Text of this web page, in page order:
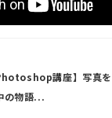
講座】写真
の物語...